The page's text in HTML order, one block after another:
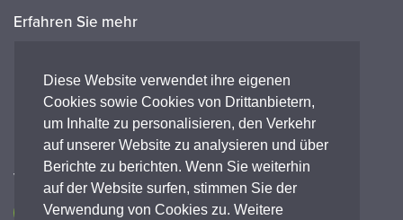
Diese Website verwendet ihre eigenen
Cookies sowie Cookies von Drittanbietern,
um Inhalte zu personalisieren, den Verkehr
auf unserer Website zu analysieren und über
Berichte zu berichten. Wenn Sie weiterhin
auf der Website surfen, stimmen Sie der
Verwendung von Cookies zu. Weitere
Erfahren Sie mehr
FAQ's
Peak HQ tel:+44 141 812 8100
Peak GmbH tel:+49 (0) 2421 694 5811
Verbinde dich mit uns